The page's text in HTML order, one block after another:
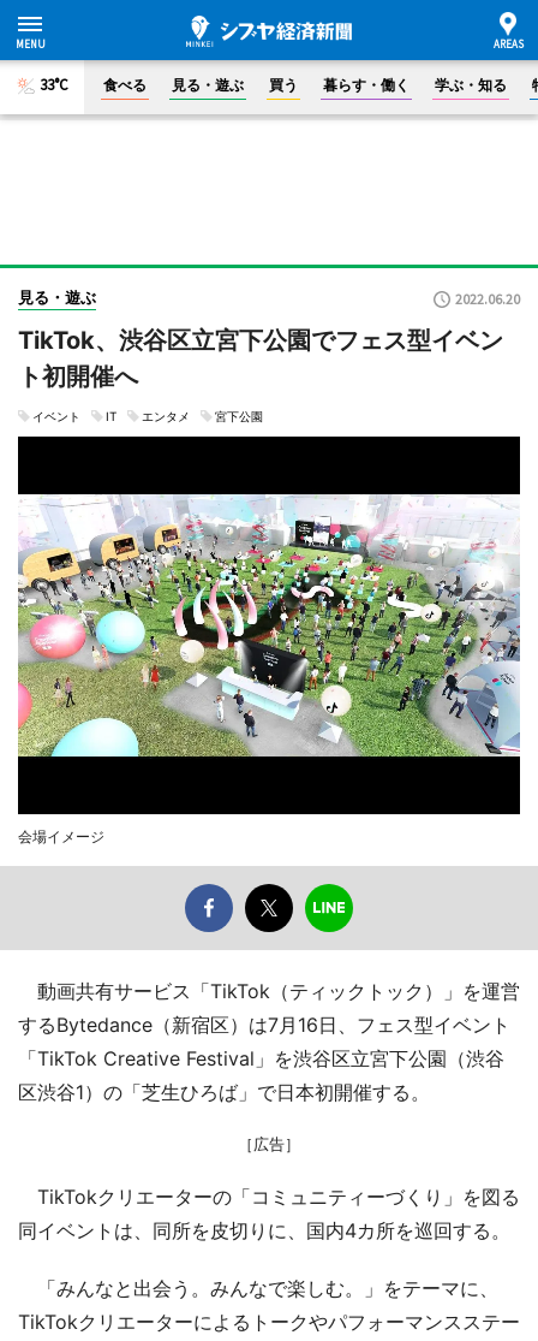
33°C 食べる 見る・遊ぶ 買う 暮らす・働く 学ぶ・知る
見る・遊ぶ 2022.06.20
TikTok、渋谷区立宮下公園でフェス型イベン
ト初開催へ
イベント IT エンタメ 宮下公園
会場イメージ
動画共有サービス「TikTok（ティックトック）」を運営
するBytedance（新宿区）は7月16日、フェス型イベント
「TikTok Creative Festival」を渋谷区立宮下公園（渋谷
区渋谷1）の「芝生ひろば」で日本初開催する。
［広告］
TikTokクリエーターの「コミュニティーづくり」を図る
同イベントは、同所を皮切りに、国内4カ所を巡回する。
「みんなと出会う。みんなで楽しむ。」をテーマに、
TikTokクリエーターによるトークやパフォーマンスステー